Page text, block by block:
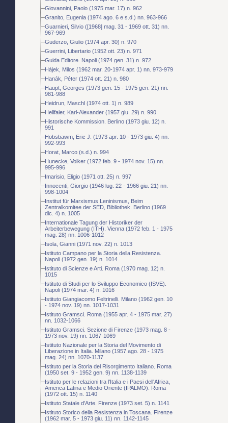
Giovannini, Paolo (1975 mar. 17) n. 962
Granito, Eugenia (1974 ago. 6 e s.d.) nn. 963-966
Guarnieri, Silvio ([1968] mag. 31 - 1969 ott. 31) nn.
967-969
Guderzo, Giulio (1974 apr. 30) n. 970
Guerrini, Libertario (1952 ott. 23) n. 971
Guida Editore. Napoli (1974 gen. 31) n. 972
Hájek, Milos (1962 mar. 20-1974 apr. 1) nn. 973-979
Hanák, Péter (1974 ott. 21) n. 980
Haupt, Georges (1973 gen. 15 - 1975 gen. 21) nn.
981-988
Heidrun, Maschl (1974 ott. 1) n. 989
Hellfaier, Karl-Alexander (1957 giu. 29) n. 990
Historische Kommission. Berlino (1973 giu. 12) n.
991
Hobsbawm, Eric J. (1973 apr. 10 - 1973 giu. 4) nn.
992-993
Horat, Marco (s.d.) n. 994
Hunecke, Volker (1972 feb. 9 - 1974 nov. 15) nn.
995-996
Imarisio, Eligio (1971 ott. 25) n. 997
Innocenti, Giorgio (1946 lug. 22 - 1966 giu. 21) nn.
998-1004
Institut für Marxismus Leninismus, Beim
Zentralkomitee der SED, Bibliothek. Berlino (1969
dic. 4) n. 1005
Internationale Tagung der Historiker der
Arbeiterbewegung (ITH). Vienna (1972 feb. 1 - 1975
mag. 28) nn. 1006-1012
Isola, Gianni (1971 nov. 22) n. 1013
Istituto Campano per la Storia della Resistenza.
Napoli (1972 gen. 19) n. 1014
Istituto di Scienze e Arti. Roma (1970 mag. 12) n.
1015
Istituto di Studi per lo Sviluppo Economico (ISVE).
Napoli (1974 mar. 4) n. 1016
Istituto Giangiacomo Feltrinelli. Milano (1962 gen. 10
- 1974 nov. 19) nn. 1017-1031
Istituto Gramsci. Roma (1955 apr. 4 - 1975 mar. 27)
nn. 1032-1066
Istituto Gramsci. Sezione di Firenze (1973 mag. 8 -
1973 nov. 19) nn. 1067-1069
Istituto Nazionale per la Storia del Movimento di
Liberazione in Italia. Milano (1957 ago. 28 - 1975
mag. 24) nn. 1070-1137
Istituto per la Storia del Risorgimento Italiano. Roma
(1950 set. 9 - 1952 gen. 9) nn. 1138-1139
Istituto per le relazioni tra l'Italia e i Paesi dell'Africa,
America Latina e Medio Oriente (IPALMO). Roma
(1972 ott. 15) n. 1140
Istituto Statale d'Arte. Firenze (1973 set. 5) n. 1141
Istituto Storico della Resistenza in Toscana. Firenze
(1962 mar. 5 - 1973 giu. 11) nn. 1142-1145